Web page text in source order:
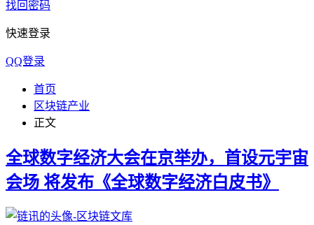
找回密码
快速登录
QQ登录
首页
区块链产业
正文
全球数字经济大会在京举办，首设元宇宙
会场 将发布《全球数字经济白皮书》